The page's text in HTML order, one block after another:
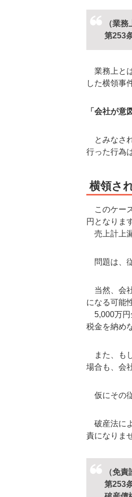
（業務
第253
業務上と
した横領事
「会社が意
とみなさ
行った行為
横領さ
このケー
円となりま
売上計上
問題は、
当然、会
になる可能
5,000万円
税金を納め
また、も
場合も、会
仮にその
破産法に
責になりま
（免
第253